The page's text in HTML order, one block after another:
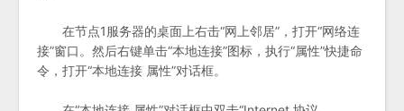
在节点1服务器的桌面上右击“网上邻居”，打开“网络连
接”窗口。然后右键单击“本地连接”图标，执行“属性”快捷命
令，打开“本地连接 属性”对话框。